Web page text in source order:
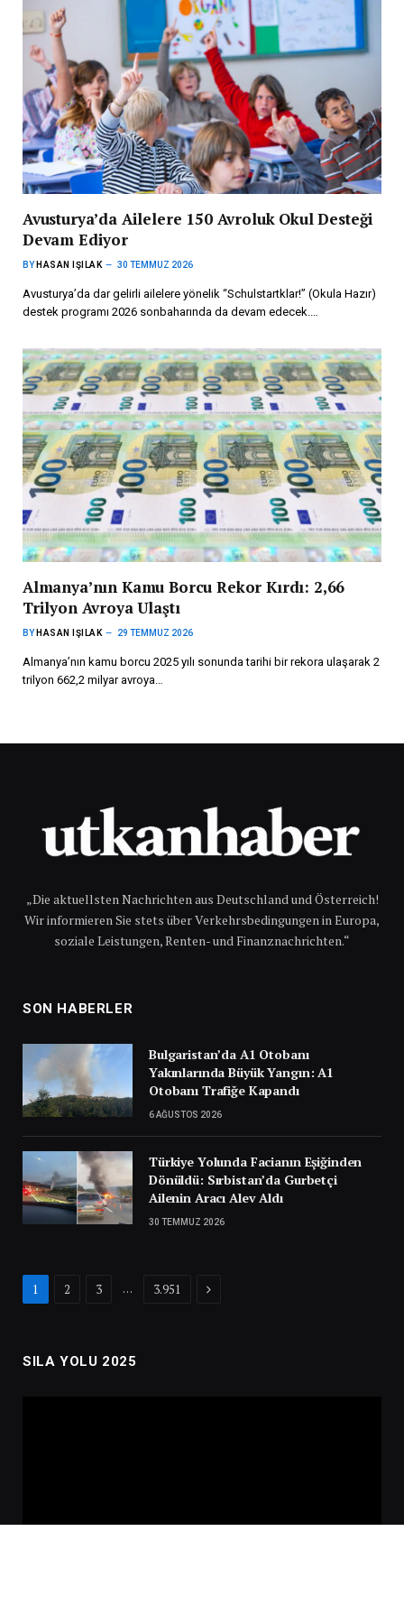
Avusturya’da Ailelere 150 Avroluk Okul Desteği
Devam Ediyor
BY HASAN IŞILAK 30 TEMMUZ 2026
Avusturya’da dar gelirli ailelere yönelik “Schulstartklar!” (Okula Hazır)
destek programı 2026 sonbaharında da devam edecek.…
Almanya’nın Kamu Borcu Rekor Kırdı: 2,66
Trilyon Avroya Ulaştı
BY HASAN IŞILAK 29 TEMMUZ 2026
Almanya’nın kamu borcu 2025 yılı sonunda tarihi bir rekora ulaşarak 2
trilyon 662,2 milyar avroya…
„Die aktuellsten Nachrichten aus Deutschland und Österreich!
Wir informieren Sie stets über Verkehrsbedingungen in Europa,
soziale Leistungen, Renten- und Finanznachrichten.“
SON HABERLER
Bulgaristan’da A1 Otobanı
Yakınlarında Büyük Yangın: A1
Otobanı Trafiğe Kapandı
6 AĞUSTOS 2026
Türkiye Yolunda Facianın Eşiğinden
Dönüldü: Sırbistan’da Gurbetçi
Ailenin Aracı Alev Aldı
30 TEMMUZ 2026
1 2 3 … 3.951 Next
SILA YOLU 2025